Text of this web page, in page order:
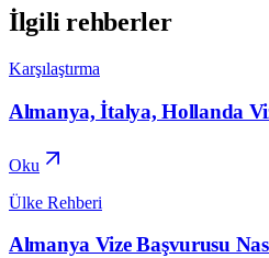
İlgili rehberler
Karşılaştırma
Almanya, İtalya, Hollanda
Oku
Ülke Rehberi
Almanya Vize Başvurusu